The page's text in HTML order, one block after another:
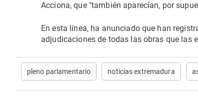
Acciona, que "también aparecían, por
En esta línea, ha anunciado que han
adjudicaciones de todas las obras que las
pleno parlamentario noticias extremadura